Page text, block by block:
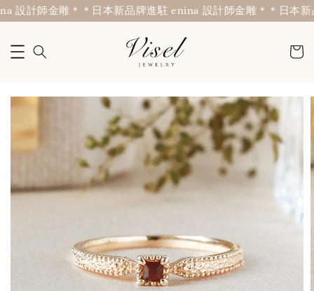
設計師金雕＊ ＊日本新品牌進駐 enina 設計師金雕＊ ＊日本新